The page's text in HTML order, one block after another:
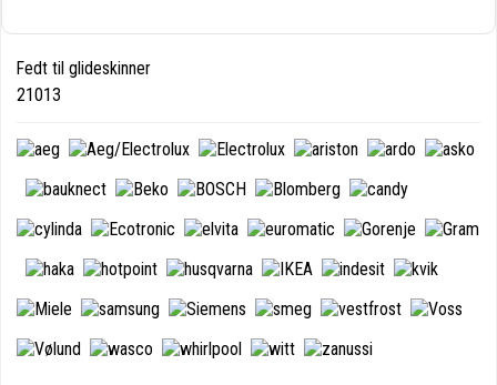
Fedt til glideskinner
21013